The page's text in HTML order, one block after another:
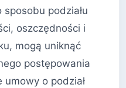
podziału
oszczędności i
mogą uniknąć
postępowania
o podział